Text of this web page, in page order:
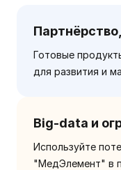
Готовые
для развития и
Big-data и
Используйте
"МедЭлемент" в